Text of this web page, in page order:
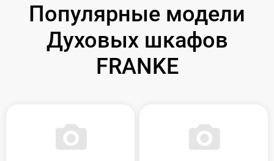
Популярные модели
Духовых шкафов
FRANKE